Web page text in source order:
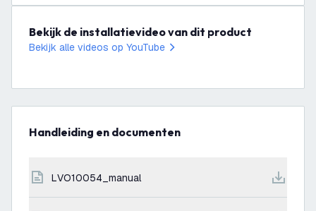
Bekijk de installatievideo van dit product
Bekijk alle videos op YouTube
Handleiding en documenten
LVO10054_manual